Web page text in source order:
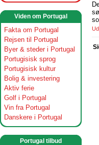
Viden om Portugal
Fakta om Portugal
Rejsen til Portugal
Byer & steder i Portugal
Portugisisk sprog
Portugisisk kultur
Bolig & investering
Aktiv ferie
Golf i Portugal
Vin fra Portugal
Danskere i Portugal
Portugal tilbud